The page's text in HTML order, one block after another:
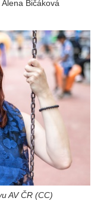
Bičáková
AV ČR (CC)